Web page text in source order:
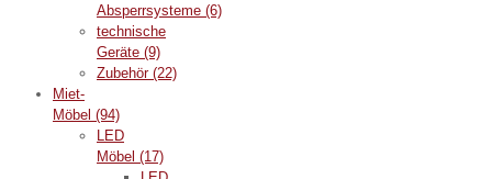
Absperrsysteme (6)
technische
Geräte (9)
Zubehör (22)
Miet-
Möbel (94)
LED
Möbel (17)